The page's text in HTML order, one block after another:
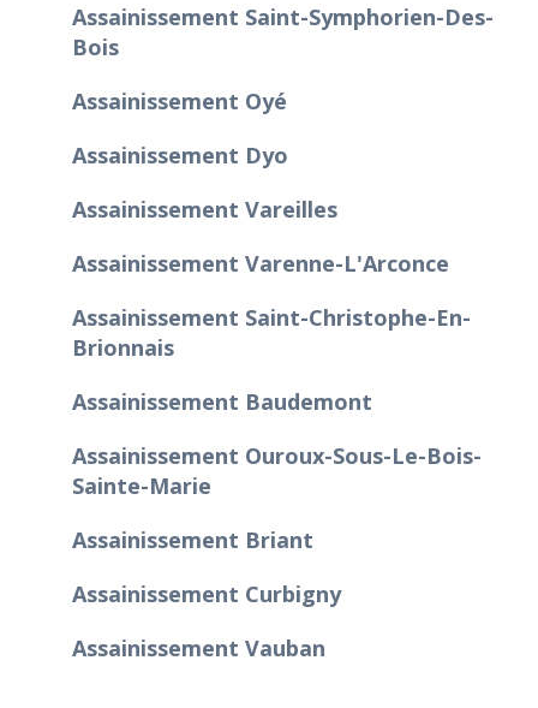
Assainissement Saint-Symphorien-Des-
Bois
Assainissement Oyé
Assainissement Dyo
Assainissement Vareilles
Assainissement Varenne-L'Arconce
Assainissement Saint-Christophe-En-
Brionnais
Assainissement Baudemont
Assainissement Ouroux-Sous-Le-Bois-
Sainte-Marie
Assainissement Briant
Assainissement Curbigny
Assainissement Vauban